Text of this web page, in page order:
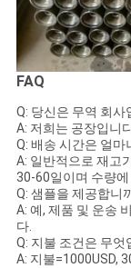
FAQ
Q: 당신은 무역 회
A: 저희는 공장입니
Q: 배송 시간은 얼마
A: 일반적으로 재고
30-60일이며 수량
Q: 샘플을 제공합니
A: 예, 제품 및 운송
다.
Q: 지불 조건은 무엇
A: 지불=1000USD,